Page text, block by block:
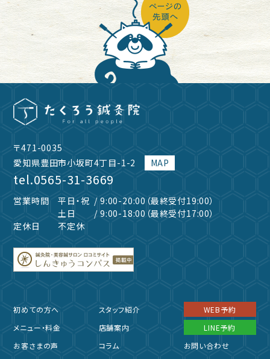
〒471-0035
愛知県豊田市小坂町4丁目-1-2
MAP
tel.0565-31-3669
営業時間 平日・祝 / 9:00-20:00（最終受付19:00）
土日
/ 9:00-18:00（最終受付17:00）
定休日
不定休
初めての方へ
メニュー・料金
お客さまの声
スタッフ紹介
店舗案内
コラム
WEB予約
LINE予約
お問い合わせ